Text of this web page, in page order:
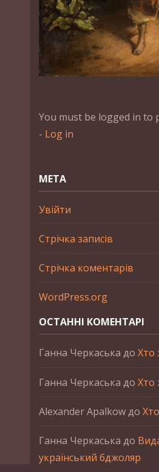
You must be logged in to
- Log in
МЕТА
Увійти
Стрічка записів
Стрічка коментарів
WordPress.org
ОСТАННІ КОМЕНТАРІ
Ганна Черкаська до Хто
Ганна Черкаська до Хто
Alexander Apalkowдо
Ганна Черкаська до
український бджоляр